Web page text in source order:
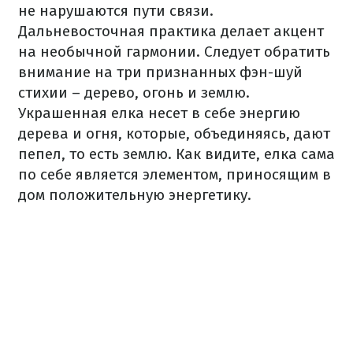
не нарушаются пути связи.
Дальневосточная практика делает акцент
на необычной гармонии. Следует обратить
внимание на три признанных фэн-шуй
стихии – дерево, огонь и землю.
Украшенная елка несет в себе энергию
дерева и огня, которые, объединяясь, дают
пепел, то есть землю. Как видите, елка сама
по себе является элементом, приносящим в
дом положительную энергетику.